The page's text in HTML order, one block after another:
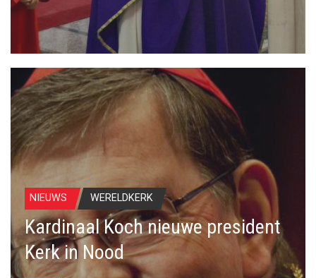
NIEUWS WERELDKERK
Kardinaal Koch nieuwe president
Kerk in Nood